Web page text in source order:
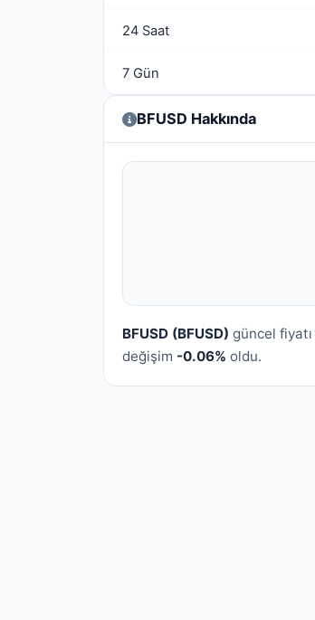
24 Saat
7 Gün
BFUSD Hakkında
BFUSD (BFUSD) güncel fiyatı
değişim -0.06% oldu.